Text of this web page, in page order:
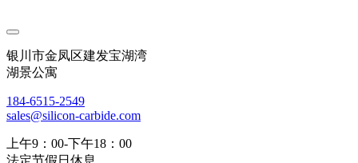
银川市金凤区建发宝湖湾
湖景公寓
184-6515-2549
sales@silicon-carbide.com
上午9：00-下午18：00
法定节假日休息